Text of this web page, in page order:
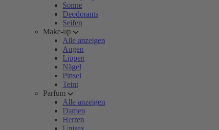
Sonne
Deodorants
Seifen
Make-up
Alle anzeigen
Augen
Lippen
Nägel
Pinsel
Teint
Parfum
Alle anzeigen
Damen
Herren
Unisex